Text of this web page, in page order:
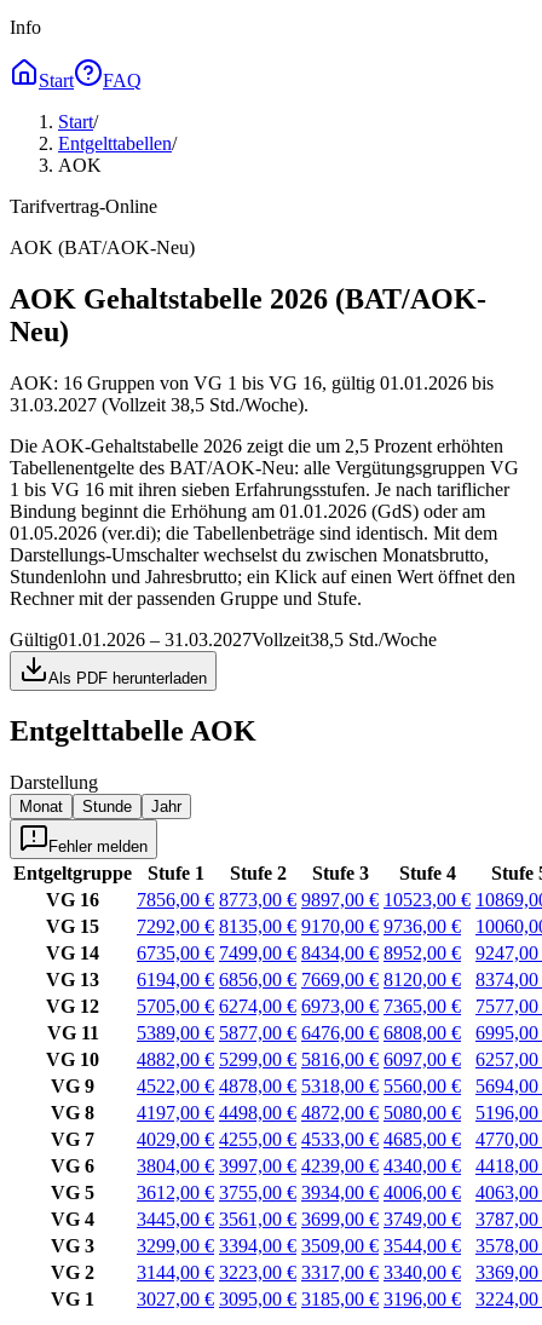
Info
Start
FAQ
Start/
Entgelttabellen/
AOK
Tarifvertrag-Online
AOK (BAT/AOK-Neu)
AOK Gehaltstabelle 2026 (BAT/AOK-
Neu)
AOK: 16 Gruppen von VG 1 bis VG 16, gültig 01.01.2026 bis
31.03.2027 (Vollzeit 38,5 Std./Woche).
Die AOK-Gehaltstabelle 2026 zeigt die um 2,5 Prozent erhöhten
Tabellenentgelte des BAT/AOK-Neu: alle Vergütungsgruppen VG
1 bis VG 16 mit ihren sieben Erfahrungsstufen. Je nach tariflicher
Bindung beginnt die Erhöhung am 01.01.2026 (GdS) oder am
01.05.2026 (ver.di); die Tabellenbeträge sind identisch. Mit dem
Darstellungs-Umschalter wechselst du zwischen Monatsbrutto,
Stundenlohn und Jahresbrutto; ein Klick auf einen Wert öffnet den
Rechner mit der passenden Gruppe und Stufe.
Gültig01.01.2026 – 31.03.2027Vollzeit38,5 Std./Woche
Als PDF herunterladen
Entgelttabelle AOK
Darstellung
Monat Stunde Jahr
Fehler melden
Entgeltgruppe Stufe 1 Stufe 2 Stufe 3 Stufe 4
Stufe
VG 16
7856,00 € 8773,00 € 9897,00 € 10523,00 €
VG 15
7292,00 € 8135,00 € 9170,00 € 9736,00 €
VG 14
6735,00 € 7499,00 € 8434,00 € 8952,00 €
9247,00
VG 13
6194,00 € 6856,00 € 7669,00 € 8120,00 €
8374,00
VG 12
5705,00 € 6274,00 € 6973,00 € 7365,00 €
7577,00
VG 11
5389,00 € 5877,00 € 6476,00 € 6808,00 €
6995,00
VG 10
4882,00 € 5299,00 € 5816,00 € 6097,00 €
6257,00
VG 9
4522,00 € 4878,00 € 5318,00 € 5560,00 €
5694,00
VG 8
4197,00 € 4498,00 € 4872,00 € 5080,00 €
5196,00
VG 7
4029,00 € 4255,00 € 4533,00 € 4685,00 €
4770,00
VG 6
3804,00 € 3997,00 € 4239,00 € 4340,00 €
4418,00
VG 5
3612,00 € 3755,00 € 3934,00 € 4006,00 €
4063,00
VG 4
3445,00 € 3561,00 € 3699,00 € 3749,00 €
3787,00
VG 3
3299,00 € 3394,00 € 3509,00 € 3544,00 €
3578,00
VG 2
3144,00 € 3223,00 € 3317,00 € 3340,00 €
3369,00
VG 1
3027,00 € 3095,00 € 3185,00 € 3196,00 € 3224,00